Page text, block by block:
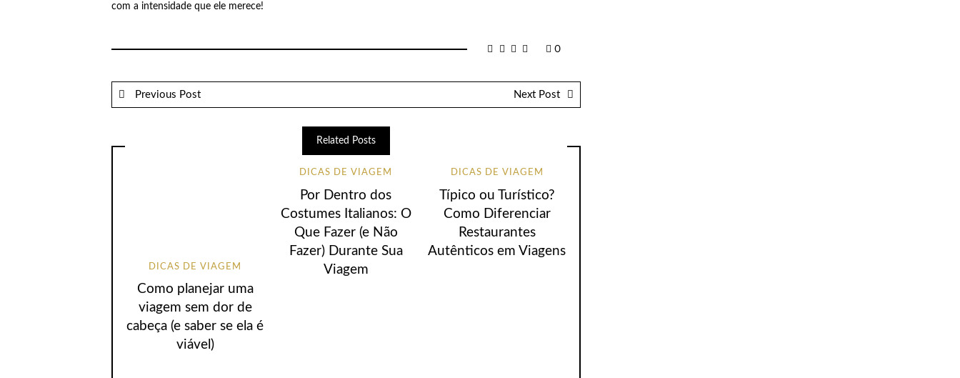
com a intensidade que ele merece!
0
Previous Post Next Post
Related Posts
DICAS DE VIAGEM
Como planejar uma
viagem sem dor de
cabeça (e saber se ela é
viável)
DICAS DE VIAGEM
Por Dentro dos
Costumes Italianos: O
Que Fazer (e Não
Fazer) Durante Sua
Viagem
DICAS DE VIAGEM
Típico ou Turístico?
Como Diferenciar
Restaurantes
Autênticos em Viagens